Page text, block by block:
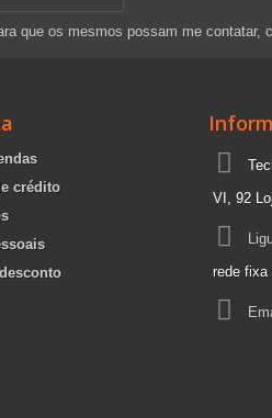
que os mesmos possam me contatar,
crédito
VI, 92
rede fixa